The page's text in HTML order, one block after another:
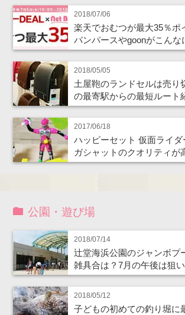
2018/07/06
楽天でおむつが最大35％ポ
パンパースやgoonがこん
2018/05/05
土屋鞄のランドセルは売り
の最寄駅からの最短ルート
2017/06/18
ハッピーセット 仮面ライ
ガシャットのクオリティが
公園・遊び場
2018/07/14
辻堂海浜公園のジャンボプ
雑具合は？7月の午後は狙
2018/05/12
子どもの初めての釣り堀に